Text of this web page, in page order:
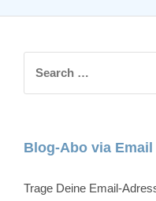
a
h
o
Blog-Abo via Email
Trage Deine Email-